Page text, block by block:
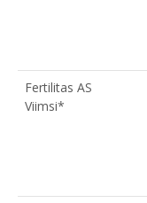
Fertilitas AS
Viimsi*